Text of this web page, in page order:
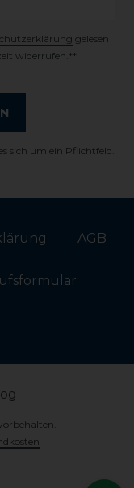
gelesen
widerrufen.**
sich um ein Pflichtfeld.
AGB